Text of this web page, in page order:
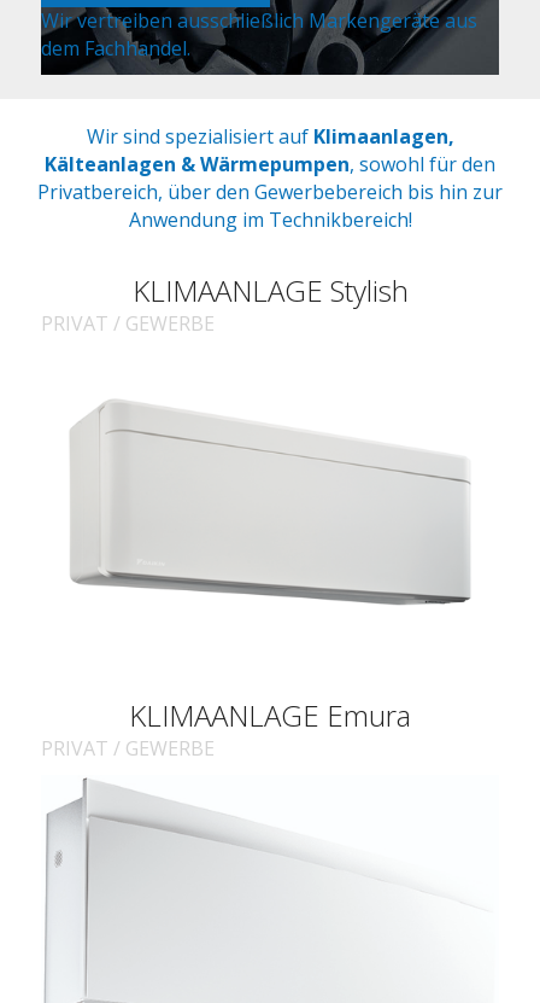
Wir vertreiben aus­schließ­lich Marken­geräte aus
dem Fachhandel.
Wir sind spezialisiert auf Klimaanlagen,
Kälteanlagen & Wärmepumpen, sowohl für den
Privatbereich, über den Gewerbebereich bis hin zur
Anwendung im Technikbereich!
KLIMAANLAGE Stylish
PRIVAT / GEWERBE
KLIMAANLAGE Emura
PRIVAT / GEWERBE